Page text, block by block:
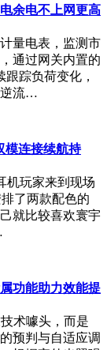
余电不上网更高
量电表，监测市
通过网关内置的
踪负荷变化，
逆流…
模连接续航持
机玩家来到现场
了两款配色的
就比较喜欢寰宇
功能助力效能提
术噱头，而是
预判与自适应调